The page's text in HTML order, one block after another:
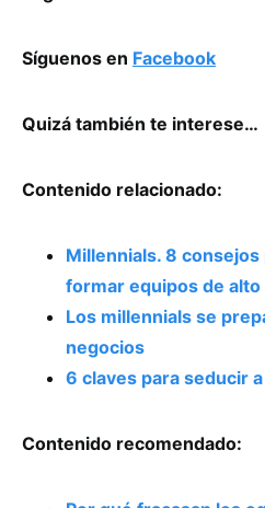
Síguenos en Facebook
Quizá también te interese…
Contenido relacionado:
Millennials. 8
formar equipos de
Los millennials se
negocios
6 claves para seducir
Contenido recomendado: